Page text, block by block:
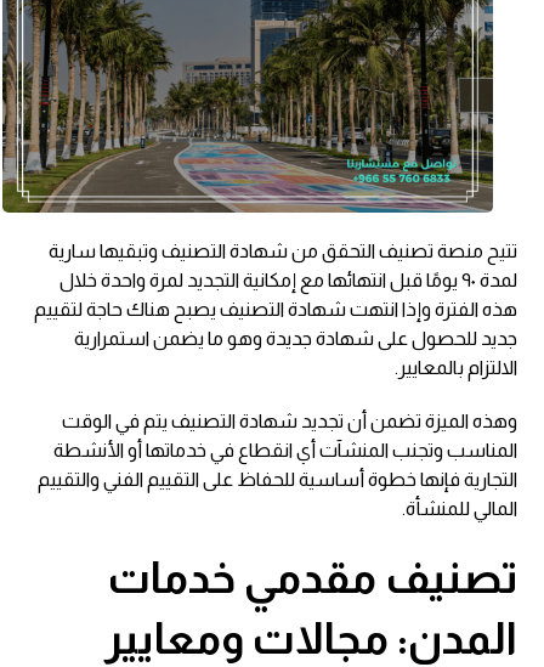
تتيح منصة تصنيف التحقق من شهادة التصنيف وتبقيها سارية
لمدة ٩٠ يومًا قبل انتهائها مع إمكانية التجديد لمرة واحدة خلال
هذه الفترة وإذا انتهت شهادة التصنيف يصبح هناك حاجة لتقييم
جديد للحصول على شهادة جديدة وهو ما يضمن استمرارية
الالتزام بالمعايير.
وهذه الميزة تضمن أن تجديد شهادة التصنيف يتم في الوقت
المناسب وتجنب المنشآت أي انقطاع في خدماتها أو الأنشطة
التجارية فإنها خطوة أساسية للحفاظ على التقييم الفني والتقييم
المالي للمنشأة.
تصنيف مقدمي خدمات
المدن: مجالات ومعايير